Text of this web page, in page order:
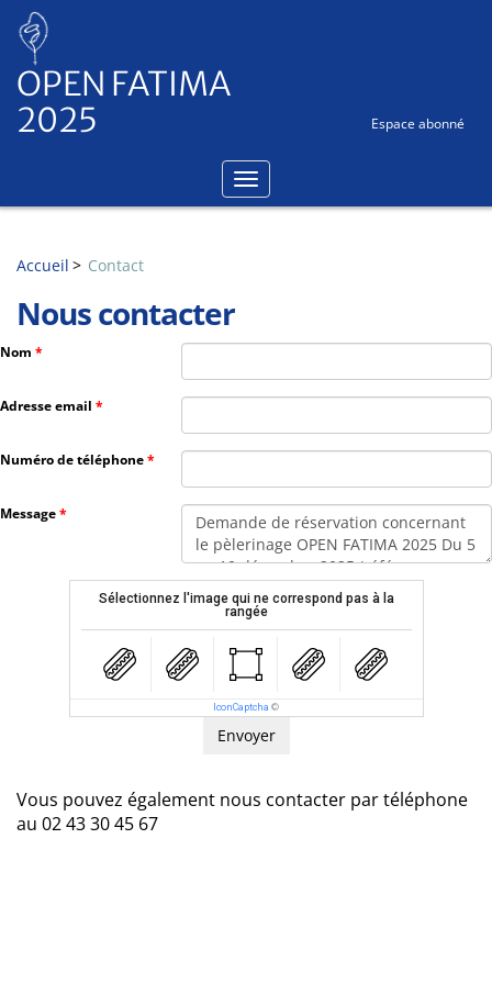
OPEN FATIMA
2025
Espace abonné
Accueil Contact
Nous contacter
Nom
Adresse email
Numéro de téléphone
Message
Sélectionnez l'image qui ne correspond pas à la
rangée
IconCaptcha ©
Vous pouvez également nous contacter par téléphone
au 02 43 30 45 67
Panneau de gestion des cookies